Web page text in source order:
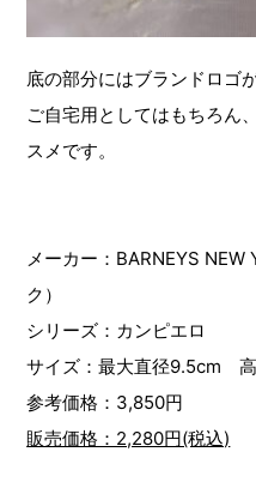
底の部分にはブランドロゴ
ご自宅用としてはもちろん
スメです。
メーカー：BARNEYS
ク）
シリーズ：カンピエロ
サイズ：最大直径9.5cm
参考価格：3,850円
販売価格：2,280円(税込)